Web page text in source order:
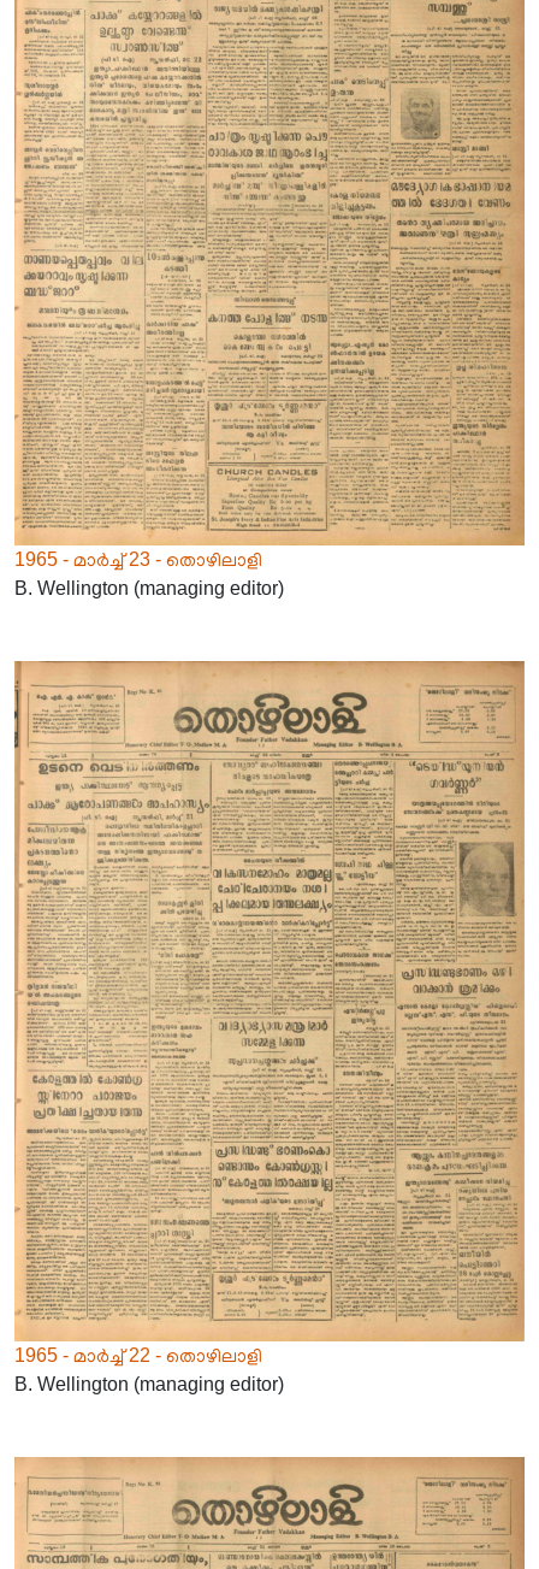
1965 - മാർച്ച് 23 - തൊഴിലാളി
B. Wellington (managing editor)
1965 - മാർച്ച് 22 - തൊഴിലാളി
B. Wellington (managing editor)